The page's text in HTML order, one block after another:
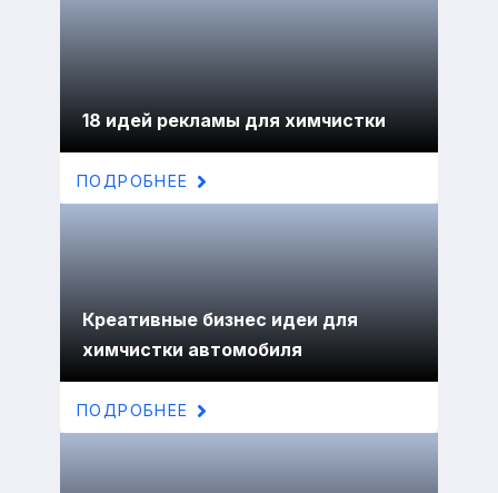
18 идей рекламы для химчистки
ПОДРОБНЕЕ
Креативные бизнес идеи для
химчистки автомобиля
ПОДРОБНЕЕ